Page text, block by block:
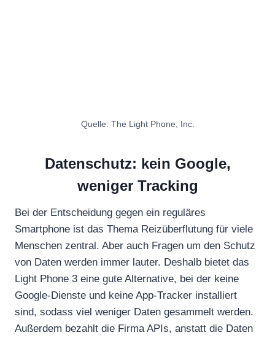
Quelle: The Light Phone, Inc.
Datenschutz: kein Google,
weniger Tracking
Bei der Entscheidung gegen ein reguläres
Smartphone ist das Thema Reizüberflutung für viele
Menschen zentral. Aber auch Fragen um den Schutz
von Daten werden immer lauter. Deshalb bietet das
Light Phone 3 eine gute Alternative, bei der keine
Google-Dienste und keine App-Tracker installiert
sind, sodass viel weniger Daten gesammelt werden.
Außerdem bezahlt die Firma APIs, anstatt die Daten